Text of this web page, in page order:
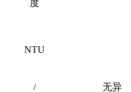
度
NTU
/ 无异